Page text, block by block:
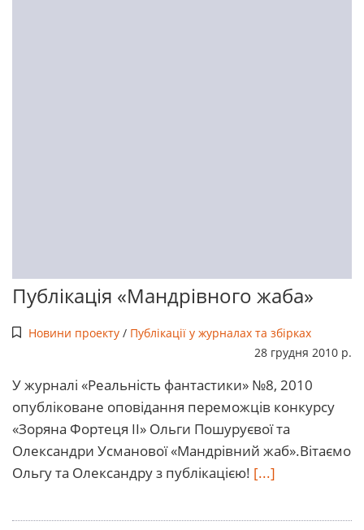
Публікація «Мандрівного жаба»
Новини проекту/ Публікації у журналах та збірках
28 грудня 2010 р.
У журналі «Реальність фантастики» №8, 2010
опубліковане оповідання переможців конкурсу
«Зоряна Фортеця II» Ольги Пошуруєвої та
Олександри Усманової «Мандрівний жаб».Вітаємо
Ольгу та Олександру з публікацією! [...]